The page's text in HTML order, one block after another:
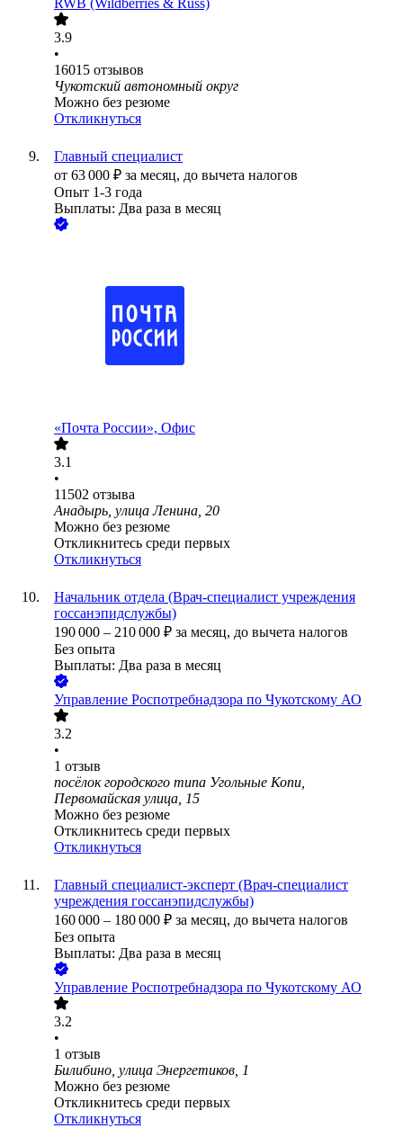
RWB (Wildberries & Russ)
3.9
•
16015 отзывов
Чукотский автономный округ
Можно без резюме
Откликнуться
Главный специалист
от 63 000 ₽ за месяц, до вычета налогов
Опыт 1-3 года
Выплаты: Два раза в месяц
«Почта России», Офис
3.1
•
11502 отзыва
Анадырь, улица Ленина, 20
Можно без резюме
Откликнитесь среди первых
Откликнуться
Начальник отдела (Врач-специалист учреждения
госсанэпидслужбы)
190 000 – 210 000 ₽ за месяц, до вычета налогов
Без опыта
Выплаты: Два раза в месяц
Управление Роспотребнадзора по Чукотскому АО
3.2
•
1 отзыв
посёлок городского типа Угольные Копи,
Первомайская улица, 15
Можно без резюме
Откликнитесь среди первых
Откликнуться
Главный специалист-эксперт (Врач-специалист
учреждения госсанэпидслужбы)
160 000 – 180 000 ₽ за месяц, до вычета налогов
Без опыта
Выплаты: Два раза в месяц
Управление Роспотребнадзора по Чукотскому АО
3.2
•
1 отзыв
Билибино, улица Энергетиков, 1
Можно без резюме
Откликнитесь среди первых
Откликнуться